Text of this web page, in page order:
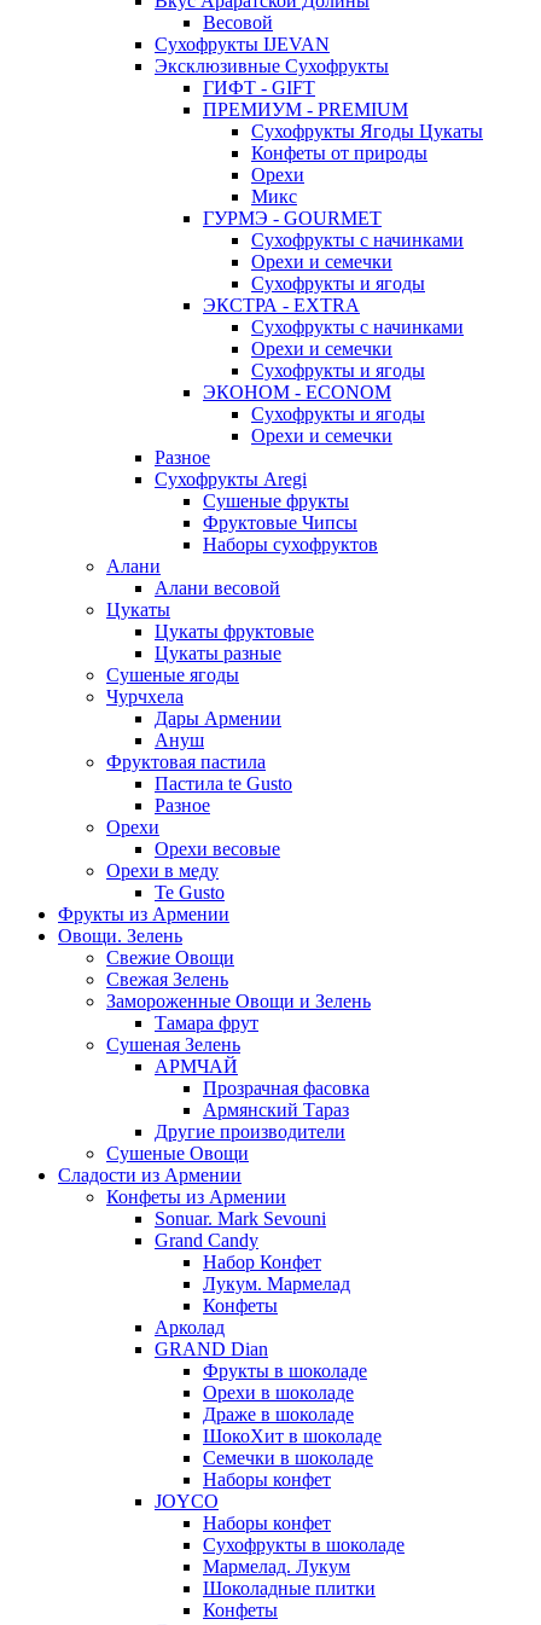
Весовой
Сухофрукты IJEVAN
Эксклюзивные Сухофрукты
ГИФТ - GIFT
ПРЕМИУМ - PREMIUM
Сухофрукты Ягоды Цукаты
Конфеты от природы
Орехи
Микс
ГУРМЭ - GOURMET
Сухофрукты с начинками
Орехи и семечки
Сухофрукты и ягоды
ЭКСТРА - EXTRA
Сухофрукты с начинками
Орехи и семечки
Сухофрукты и ягоды
ЭКОНОМ - ECONOM
Сухофрукты и ягоды
Орехи и семечки
Разное
Сухофрукты Aregi
Сушеные фрукты
Фруктовые Чипсы
Наборы сухофруктов
Алани
Алани весовой
Цукаты
Цукаты фруктовые
Цукаты разные
Сушеные ягоды
Чурчхела
Дары Армении
Ануш
Фруктовая пастила
Пастила te Gusto
Разное
Орехи
Орехи весовые
Орехи в меду
Te Gusto
Фрукты из Армении
Овощи. Зелень
Свежие Овощи
Свежая Зелень
Замороженные Овощи и Зелень
Тамара фрут
Сушеная Зелень
АРМЧАЙ
Прозрачная фасовка
Армянский Тараз
Другие производители
Сушеные Овощи
Сладости из Армении
Конфеты из Армении
Sonuar. Mark Sevouni
Grand Candy
Набор Конфет
Лукум. Мармелад
Конфеты
Арколад
GRAND Dian
Фрукты в шоколаде
Орехи в шоколаде
Драже в шоколаде
ШокоХит в шоколаде
Семечки в шоколаде
Наборы конфет
JOYCO
Наборы конфет
Сухофрукты в шоколаде
Мармелад. Лукум
Шоколадные плитки
Конфеты